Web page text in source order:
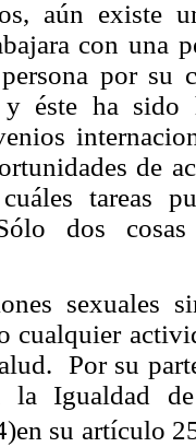
aún existe
con una
por su
éste ha sido
de
tareas
dos
sexuales
cualquier
Por su
la Igualdad
su artículo